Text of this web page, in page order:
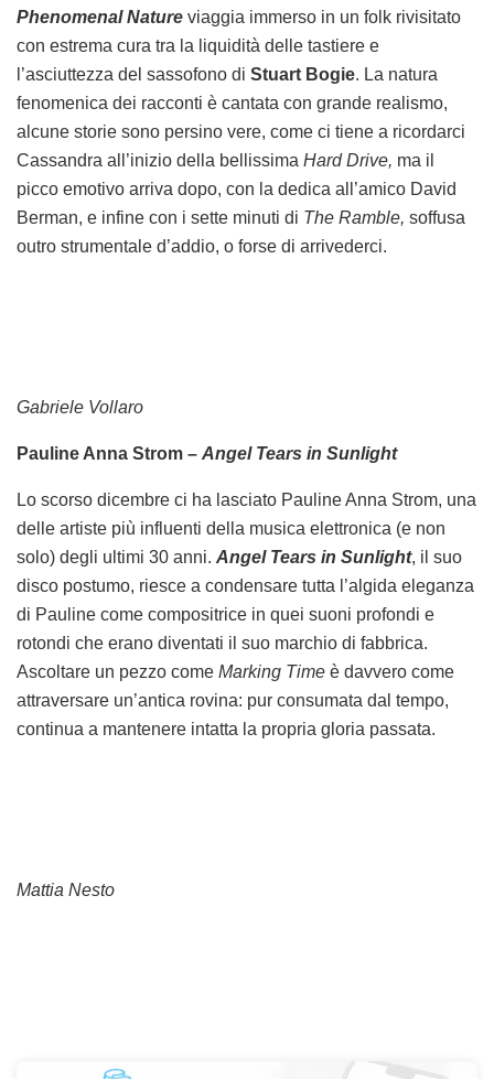
Phenomenal Nature viaggia immerso in un folk rivisitato
con estrema cura tra la liquidità delle tastiere e
l’asciuttezza del sassofono di Stuart Bogie. La natura
fenomenica dei racconti è cantata con grande realismo,
alcune storie sono persino vere, come ci tiene a ricordarci
Cassandra all’inizio della bellissima Hard Drive, ma il
picco emotivo arriva dopo, con la dedica all’amico David
Berman, e infine con i sette minuti di The Ramble, soffusa
outro strumentale d’addio, o forse di arrivederci.
Gabriele Vollaro
Pauline Anna Strom – Angel Tears in Sunlight
Lo scorso dicembre ci ha lasciato Pauline Anna Strom, una
delle artiste più influenti della musica elettronica (e non
solo) degli ultimi 30 anni. Angel Tears in Sunlight, il suo
disco postumo, riesce a condensare tutta l’algida eleganza
di Pauline come compositrice in quei suoni profondi e
rotondi che erano diventati il suo marchio di fabbrica.
Ascoltare un pezzo come Marking Time è davvero come
attraversare un’antica rovina: pur consumata dal tempo,
continua a mantenere intatta la propria gloria passata.
Mattia Nesto